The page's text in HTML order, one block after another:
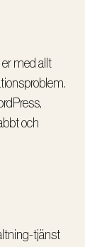
med allt
och
tjänst